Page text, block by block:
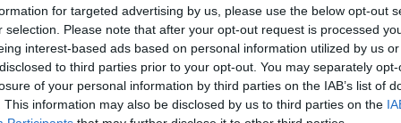
for targeted advertising by us, please use the below opt-out
selection. Please note that after your opt-out request is processed
interest-based ads based on personal information utilized by us
to third parties prior to your opt-out. You may separately
of your personal information by third parties on the IAB’s list of
This information may also be disclosed by us to third parties on the
családbarát pályázati konstrukciók célja, hogy
a lakosságot az ország egész területén. A
energiafelhasználás hatékonysága, csökkenhet a
hozzájárulva a hazai klímavédelmi és